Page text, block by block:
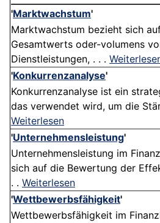
'Marktwachstum'
Marktwachstum bezieht sich
Gesamtwerts oder-volumens
Dienstleistungen, . . .
'Konkurrenzanalyse'
Konkurrenzanalyse ist ein
das verwendet wird, um die
Weiterlesen
'Unternehmensleistung'
Unternehmensleistung im
sich auf die Bewertung der
. . Weiterlesen
'Wettbewerbsfähigkeit'
Wettbewerbsfähigkeit im